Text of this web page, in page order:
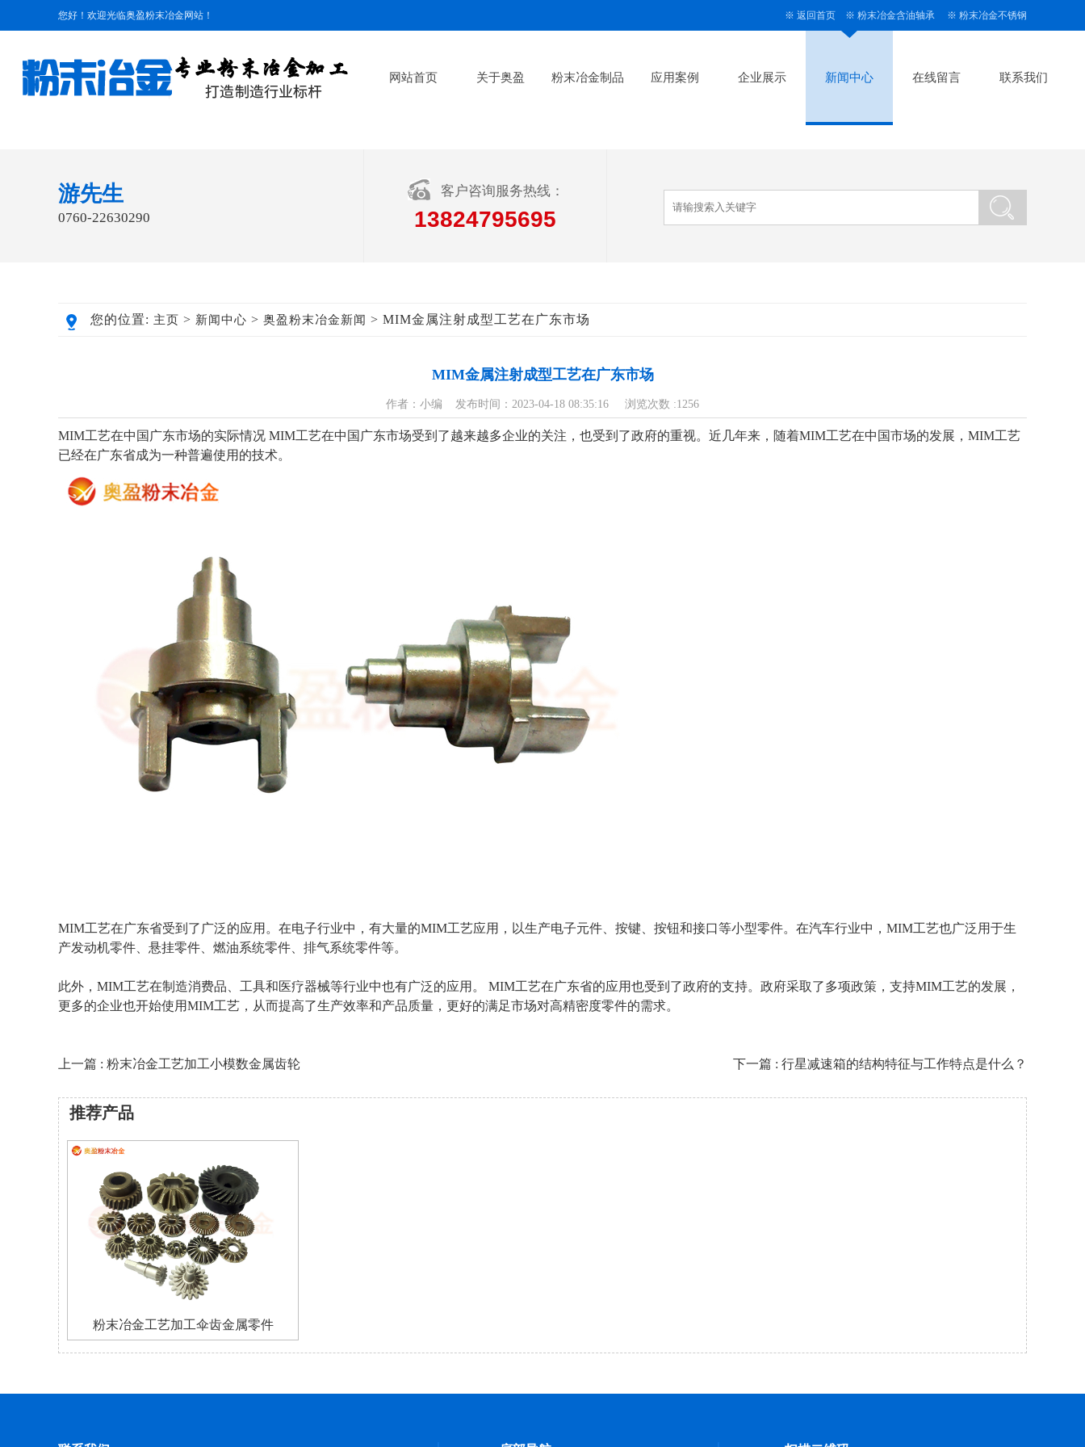
您好！欢迎光临奥盈粉末冶金网站！ ※ 返回首页 ※ 粉末冶金含油轴承 ※ 粉末冶金不锈钢
网站首页 关于奥盈 粉末冶金制品 应用案例 企业展示 新闻中心 在线留言 联系我们
游先生
0760-22630290
客户咨询服务热线：
13824795695
您的位置: 主页 > 新闻中心 > 奥盈粉末冶金新闻 > MIM金属注射成型工艺在广东市场
MIM金属注射成型工艺在广东市场
作者：小编 发布时间：2023-04-18 08:35:16 浏览次数 :1256
MIM工艺在中国广东市场的实际情况 MIM工艺在中国广东市场受到了越来越多企业的关注，也受到了政府的重视。近几年来，随着MIM工艺在中国市场的发展，MIM工艺
已经在广东省成为一种普遍使用的技术。
MIM工艺在广东省受到了广泛的应用。在电子行业中，有大量的MIM工艺应用，以生产电子元件、按键、按钮和接口等小型零件。在汽车行业中，MIM工艺也广泛用于生
产发动机零件、悬挂零件、燃油系统零件、排气系统零件等。
此外，MIM工艺在制造消费品、工具和医疗器械等行业中也有广泛的应用。 MIM工艺在广东省的应用也受到了政府的支持。政府采取了多项政策，支持MIM工艺的发展，
更多的企业也开始使用MIM工艺 ，从而提高了生产效率和产品质量，更好的满足市场对高精密度零件的需求。
上一篇 : 粉末冶金工艺加工小模数金属齿轮 下一篇 : 行星减速箱的结构特征与工作特点是什么？
推荐产品
粉末冶金工艺加工伞齿金属零件